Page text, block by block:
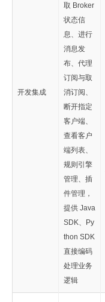
开发集成
取 Broker
状态信
息、进行
消息发
布、代理
订阅与取
消订阅、
断开指定
客户端、
查看客户
端列表、
规则引擎
管理、插
件管理，
提供 Java
SDK、Py
thon SDK
直接编码
处理业务
逻辑